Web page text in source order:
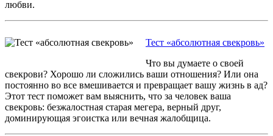
любви.
Тест «абсолютная свекровь»
Что вы думаете о своей
свекрови? Хорошо ли сложились ваши отношения? Или она
постоянно во все вмешивается и превращает вашу жизнь в ад?
Этот тест поможет вам выяснить, что за человек ваша
свекровь: безжалостная старая мегера, верный друг,
доминирующая эгоистка или вечная жалобщица.